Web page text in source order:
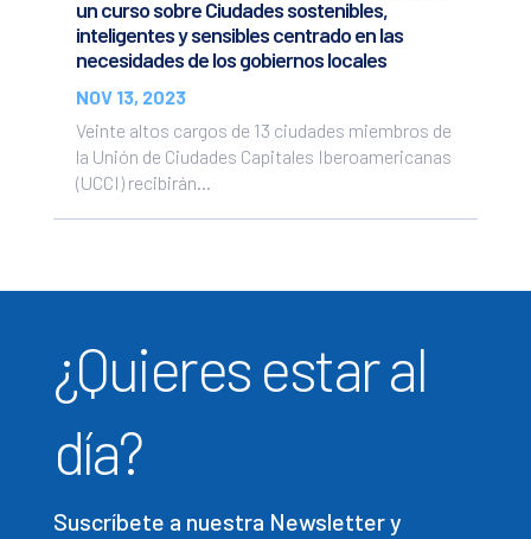
un curso sobre Ciudades sostenibles,
inteligentes y sensibles centrado en las
necesidades de los gobiernos locales
NOV 13, 2023
Veinte altos cargos de 13 ciudades miembros de
la Unión de Ciudades Capitales Iberoamericanas
(UCCI) recibirán...
¿Quieres estar al
día?
Suscríbete a nuestra Newsletter y